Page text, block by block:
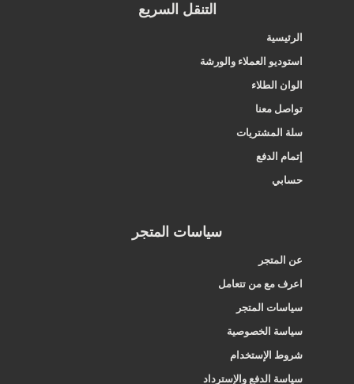
التنقل السريع
الرئيسية
استوديو العملاء والورشة
الوان الطلاء
تواصل معنا
سلة المشتريات
إتمام الدفع
حسابي
سياسات المتجر
عن المتجر
اعرف مع من تتعامل
سياسات المتجر
سياسة الخصوصية
شروط الإستخدام
سياسة الدفع والإسترداد